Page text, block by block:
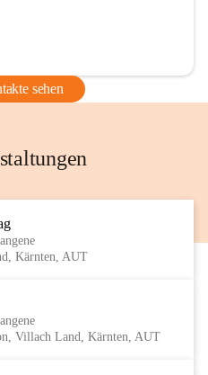
sehen
Kärnten, AUT
Villach Land, Kärnten, AUT